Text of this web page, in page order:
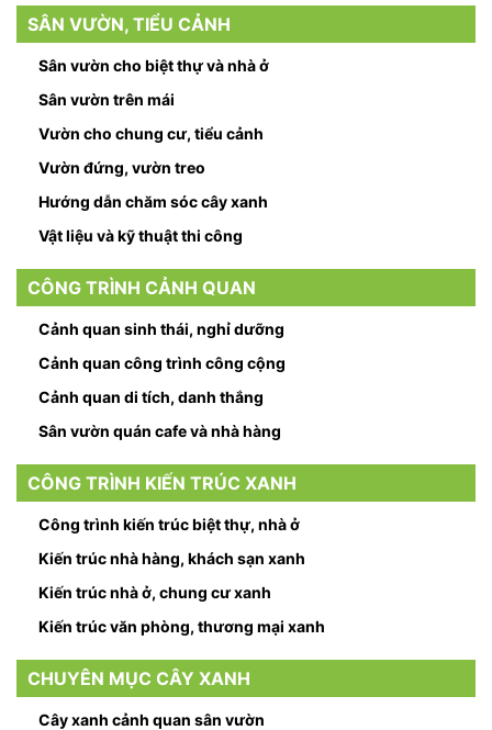
SÂN VƯỜN, TIỂU CẢNH
Sân vườn cho biệt thự và nhà ở
Sân vườn trên mái
Vườn cho chung cư, tiểu cảnh
Vườn đứng, vườn treo
Hướng dẫn chăm sóc cây xanh
Vật liệu và kỹ thuật thi công
CÔNG TRÌNH CẢNH QUAN
Cảnh quan sinh thái, nghỉ dưỡng
Cảnh quan công trình công cộng
Cảnh quan di tích, danh thắng
Sân vườn quán cafe và nhà hàng
CÔNG TRÌNH KIẾN TRÚC XANH
Công trình kiến trúc biệt thự, nhà ở
Kiến trúc nhà hàng, khách sạn xanh
Kiến trúc nhà ở, chung cư xanh
Kiến trúc văn phòng, thương mại xanh
CHUYÊN MỤC CÂY XANH
Cây xanh cảnh quan sân vườn